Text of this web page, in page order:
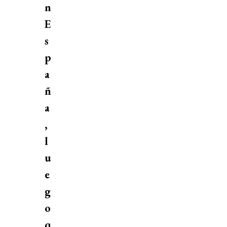
n
E
s
p
a
ñ
a
,
l
u
e
g
o